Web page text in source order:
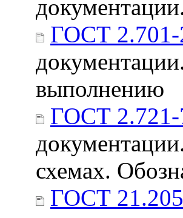
ГОСТ 2.701-
выполнению
ГОСТ 2.721-
схемах.
ГОСТ